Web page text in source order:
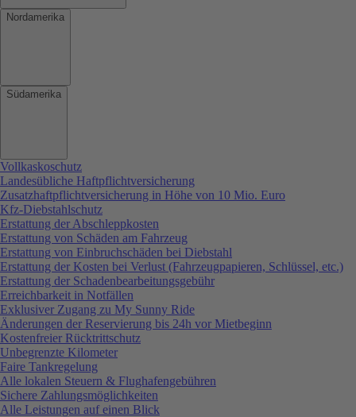
Nordamerika
Südamerika
Vollkaskoschutz
Landesübliche Haftpflichtversicherung
Zusatzhaftpflichtversicherung in Höhe von 10 Mio. Euro
Kfz-Diebstahlschutz
Erstattung der Abschleppkosten
Erstattung von Schäden am Fahrzeug
Erstattung von Einbruchschäden bei Diebstahl
Erstattung der Kosten bei Verlust (Fahrzeugpapieren, Schlüssel, etc.)
Erstattung der Schadenbearbeitungsgebühr
Erreichbarkeit in Notfällen
Exklusiver Zugang zu My Sunny Ride
Änderungen der Reservierung bis 24h vor Mietbeginn
Kostenfreier Rücktrittschutz
Unbegrenzte Kilometer
Faire Tankregelung
Alle lokalen Steuern & Flughafengebühren
Sichere Zahlungsmöglichkeiten
Alle Leistungen auf einen Blick